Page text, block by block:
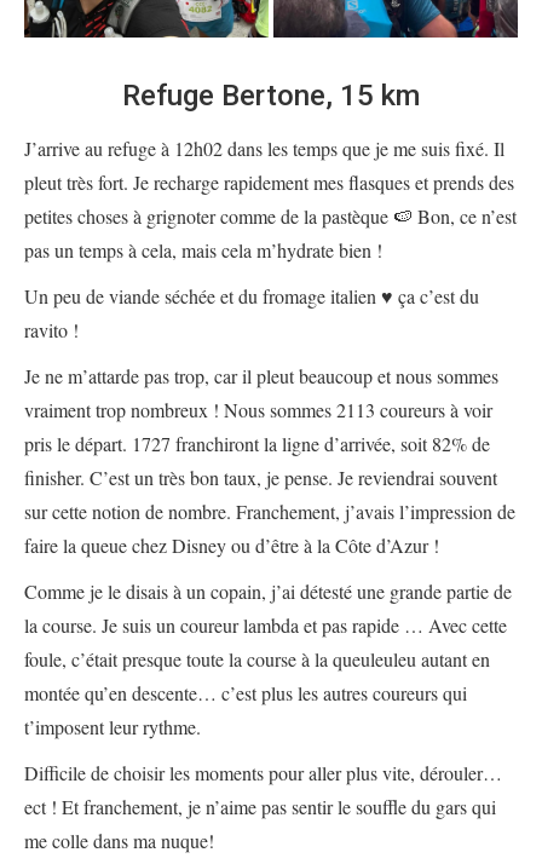
Refuge Bertone, 15 km
J’arrive au refuge à 12h02 dans les temps que je me suis fixé. Il
pleut très fort. Je recharge rapidement mes flasques et prends des
petites choses à grignoter comme de la pastèque 🍉 Bon, ce n’est
pas un temps à cela, mais cela m’hydrate bien !
Un peu de viande séchée et du fromage italien ♥️ ça c’est du
ravito !
Je ne m’attarde pas trop, car il pleut beaucoup et nous sommes
vraiment trop nombreux ! Nous sommes 2113 coureurs à voir
pris le départ. 1727 franchiront la ligne d’arrivée, soit 82% de
finisher. C’est un très bon taux, je pense. Je reviendrai souvent
sur cette notion de nombre. Franchement, j’avais l’impression de
faire la queue chez Disney ou d’être à la Côte d’Azur !
Comme je le disais à un copain, j’ai détesté une grande partie de
la course. Je suis un coureur lambda et pas rapide … Avec cette
foule, c’était presque toute la course à la queuleuleu autant en
montée qu’en descente… c’est plus les autres coureurs qui
t’imposent leur rythme.
Difficile de choisir les moments pour aller plus vite, dérouler…
ect ! Et franchement, je n’aime pas sentir le souffle du gars qui
me colle dans ma nuque!